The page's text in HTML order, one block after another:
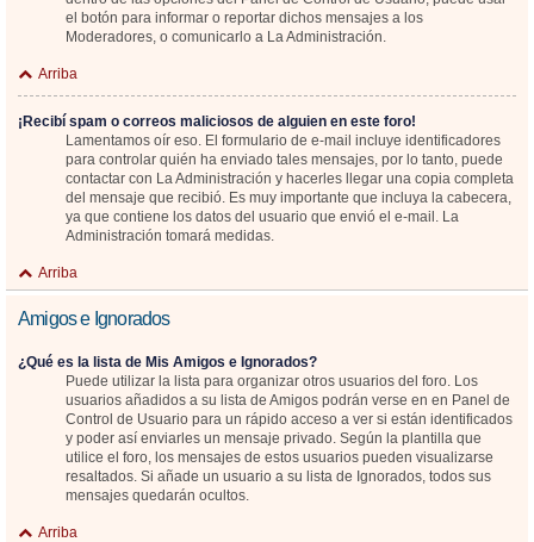
el botón para informar o reportar dichos mensajes a los
Moderadores, o comunicarlo a La Administración.
Arriba
¡Recibí spam o correos maliciosos de alguien en este foro!
Lamentamos oír eso. El formulario de e-mail incluye identificadores
para controlar quién ha enviado tales mensajes, por lo tanto, puede
contactar con La Administración y hacerles llegar una copia completa
del mensaje que recibió. Es muy importante que incluya la cabecera,
ya que contiene los datos del usuario que envió el e-mail. La
Administración tomará medidas.
Arriba
Amigos e Ignorados
¿Qué es la lista de Mis Amigos e Ignorados?
Puede utilizar la lista para organizar otros usuarios del foro. Los
usuarios añadidos a su lista de Amigos podrán verse en en Panel de
Control de Usuario para un rápido acceso a ver si están identificados
y poder así enviarles un mensaje privado. Según la plantilla que
utilice el foro, los mensajes de estos usuarios pueden visualizarse
resaltados. Si añade un usuario a su lista de Ignorados, todos sus
mensajes quedarán ocultos.
Arriba